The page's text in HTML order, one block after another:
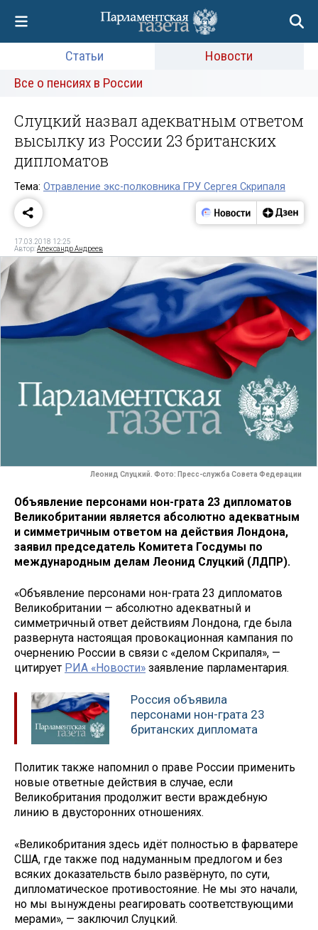
Статьи
Новости
Все о пенсиях в России
Слуцкий назвал адекватным ответом
высылку из России 23 британских
дипломатов
Тема: Отравление экс-полковника ГРУ Сергея Скрипаля
17.03.2018 12:25
Автор:Александр Андреев
Леонид Слуцкий. Фото: Пресс-служба Совета Федерации
Объявление персонами нон-грата 23 дипломатов
Великобритании является абсолютно адекватным
и симметричным ответом на действия Лондона,
заявил председатель Комитета Госдумы по
международным делам Леонид Слуцкий (ЛДПР).
«Объявление персонами нон-грата 23 дипломатов
Великобритании — абсолютно адекватный и
симметричный ответ действиям Лондона, где была
развернута настоящая провокационная кампания по
очернению России в связи с «делом Скрипаля», —
цитирует РИА «Новости» заявление парламентария.
Россия объявила
персонами нон-грата 23
британских дипломата
Политик также напомнил о праве России применить
новые ответные действия в случае, если
Великобритания продолжит вести враждебную
линию в двусторонних отношениях.
«Великобритания здесь идёт полностью в фарватере
США, где также под надуманным предлогом и без
всяких доказательств было развёрнуто, по сути,
дипломатическое противостояние. Не мы это начали,
но мы вынуждены реагировать соответствующими
мерами», — заключил Слуцкий.